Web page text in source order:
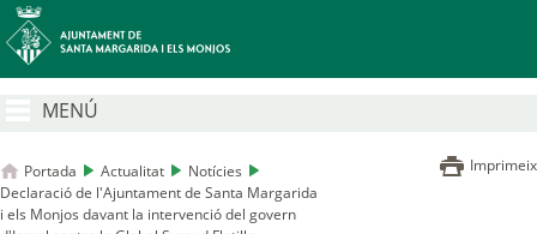
MENÚ
Portada Actualitat
Notícies
Declaració de l'Ajuntament de Santa Margarida
i els Monjos davant la intervenció del govern
Imprimeix